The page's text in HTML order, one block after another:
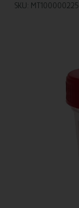
SKU: MT100000225